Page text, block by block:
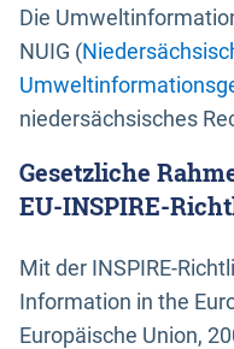
Die
NUIG (
niedersächsisches
Gesetzliche
EU-INSPIRE-
Mit der INSPIRE-
Information in the
Europäische Union,